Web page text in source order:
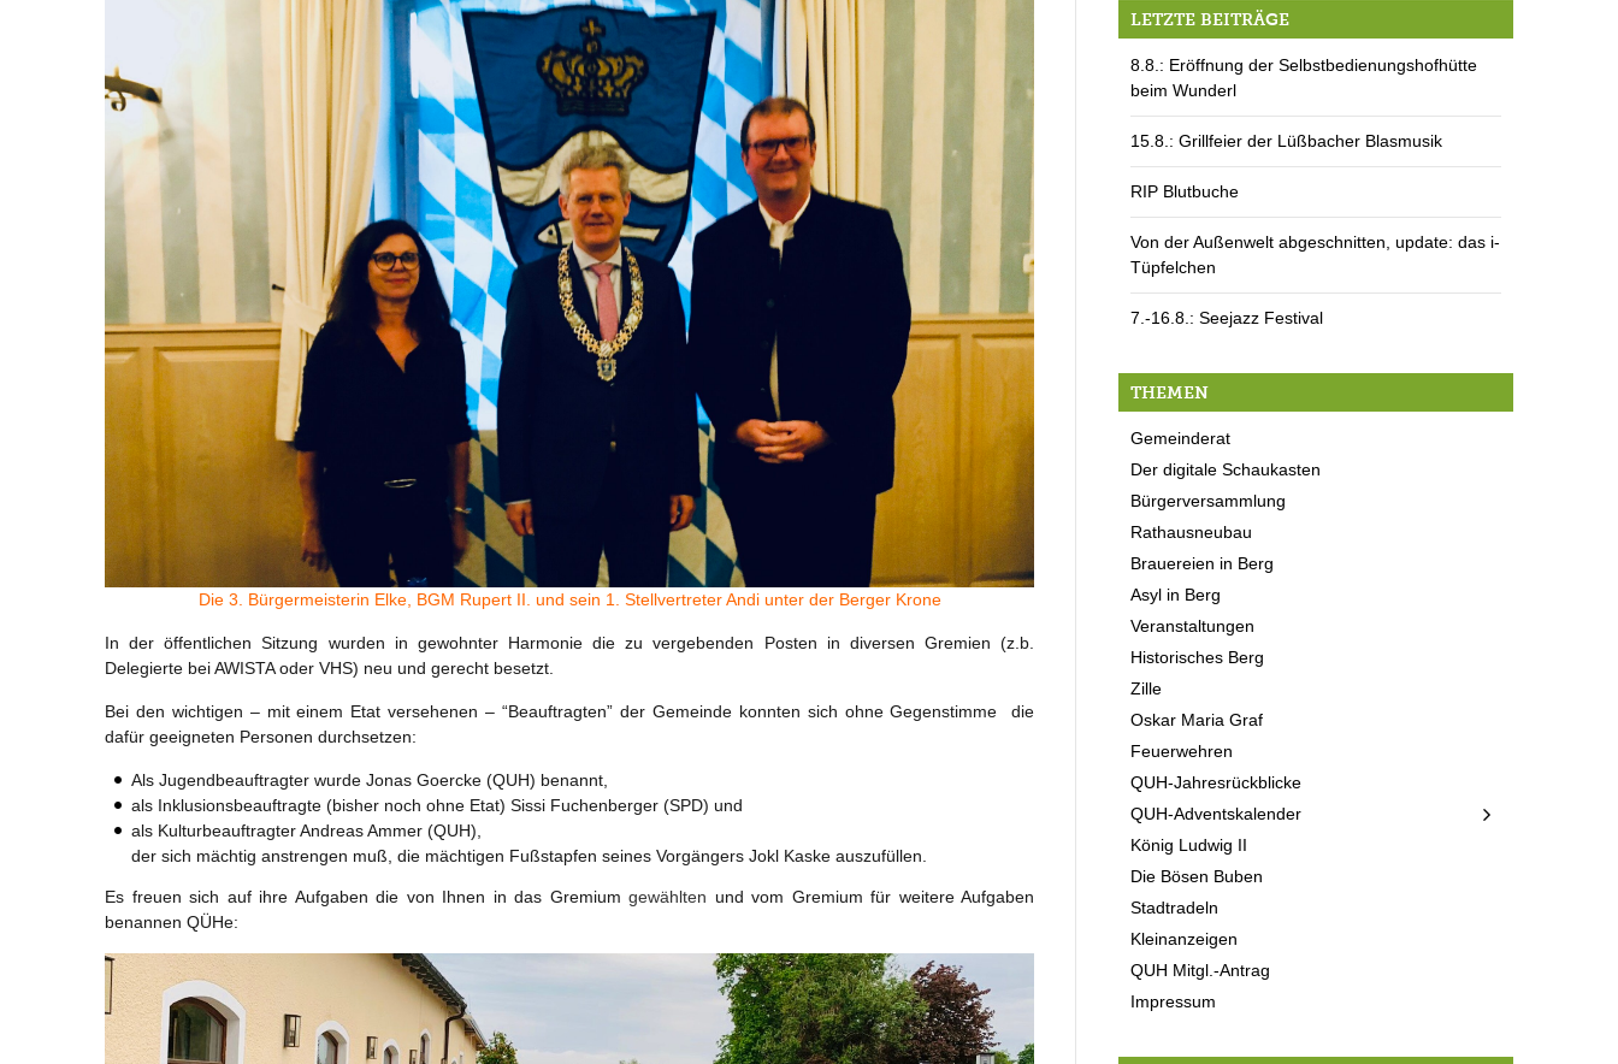
Die 3. Bürgermeisterin Elke, BGM Rupert II. und sein 1. Stellvertreter Andi unter der Berger Krone
In der öffentlichen Sitzung wurden in gewohnter Harmonie die zu vergebenden Posten in diversen Gremien (z.b.
Delegierte bei AWISTA oder VHS) neu und gerecht besetzt.
Bei den wichtigen – mit einem Etat versehenen – “Beauftragten” der Gemeinde konnten sich ohne Gegenstimme die
dafür geeigneten Personen durchsetzen:
Als Jugendbeauftragter wurde Jonas Goercke (QUH) benannt,
als Inklusionsbeauftragte (bisher noch ohne Etat) Sissi Fuchenberger (SPD) und
als Kulturbeauftragter Andreas Ammer (QUH),
der sich mächtig anstrengen muß, die mächtigen Fußstapfen seines Vorgängers Jokl Kaske auszufüllen.
Es freuen sich auf ihre Aufgaben die von Ihnen in das Gremiumgewählten und vom Gremium für weitere Aufgaben
benannen QÜHe:
LETZTE BEITRÄGE
8.8.: Eröffnung der Selbstbedienungshofhütte
beim Wunderl
15.8.: Grillfeier der Lüßbacher Blasmusik
RIP Blutbuche
Von der Außenwelt abgeschnitten, update: das i-
Tüpfelchen
7.-16.8.: Seejazz Festival
THEMEN
Gemeinderat
Der digitale Schaukasten
Bürgerversammlung
Rathausneubau
Brauereien in Berg
Asyl in Berg
Veranstaltungen
Historisches Berg
Zille
Oskar Maria Graf
Feuerwehren
QUH-Jahresrückblicke
QUH-Adventskalender
König Ludwig II
Die Bösen Buben
Stadtradeln
Kleinanzeigen
QUH Mitgl.-Antrag
Impressum